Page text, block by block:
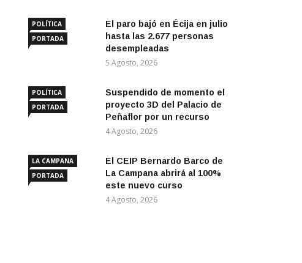
POLÍTICA
PORTADA
El paro bajó en Écija en julio
hasta las 2.677 personas
desempleadas
5 Agosto, 2026
POLÍTICA
PORTADA
Suspendido de momento el
proyecto 3D del Palacio de
Peñaflor por un recurso
4 Agosto, 2026
LA CAMPANA
PORTADA
El CEIP Bernardo Barco de
La Campana abrirá al 100%
este nuevo curso
4 Agosto, 2026